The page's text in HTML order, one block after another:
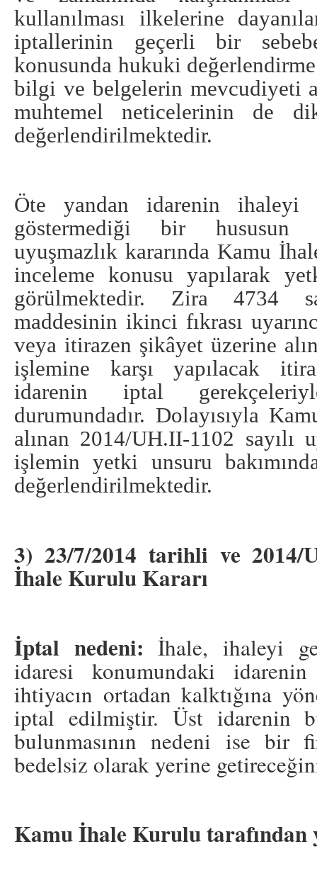
kullanılması ilkelerine
iptallerinin geçerli bir sebebe
konusunda hukuki
bilgi ve belgelerin mevcudiyeti
muhtemel neticelerinin de
değerlendirilmektedir.
Öte yandan idarenin ihaleyi
göstermediği bir hususun
uyuşmazlık kararında Kamu
inceleme konusu yapılarak
görülmektedir. Zira 4734
maddesinin ikinci fıkrası
veya itirazen şikâyet üzerine
işlemine karşı yapılacak
idarenin iptal
durumundadır. Dolayısıyla
alınan 2014/UH.II-1102 sayılı
işlemin yetki unsuru
değerlendirilmektedir.
3) 23/7/2014 tarihli ve 2014/
İhale Kurulu Kararı
İptal nedeni: İhale, ihaleyi
idaresi konumundaki
ihtiyacın ortadan kalktığına
iptal edilmiştir. Üst idarenin
bulunmasının nedeni ise bir
bedelsiz olarak yerine
Kamu İhale Kurulu